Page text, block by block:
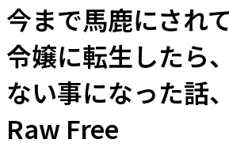
今まで馬鹿にされ
令嬢に転生したら
ない事になった話
Raw Free